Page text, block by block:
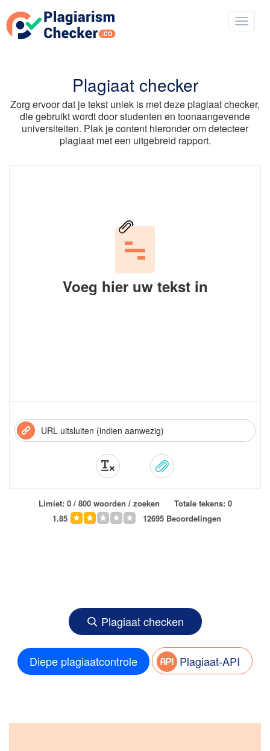
Plagiaat checker
Zorg ervoor dat je tekst uniek is met deze plagiaat checker,
die gebruikt wordt door studenten en toonaangevende
universiteiten. Plak je content hieronder om detecteer
plagiaat met een uitgebreid rapport.
Voeg hier uw tekst in
Limiet: 0/ 800 woorden / zoeken Totale tekens: 0
1.85
12695Beoordelingen
Plagiaat checken
Diepe plagiaatcontrole Plagiaat-API